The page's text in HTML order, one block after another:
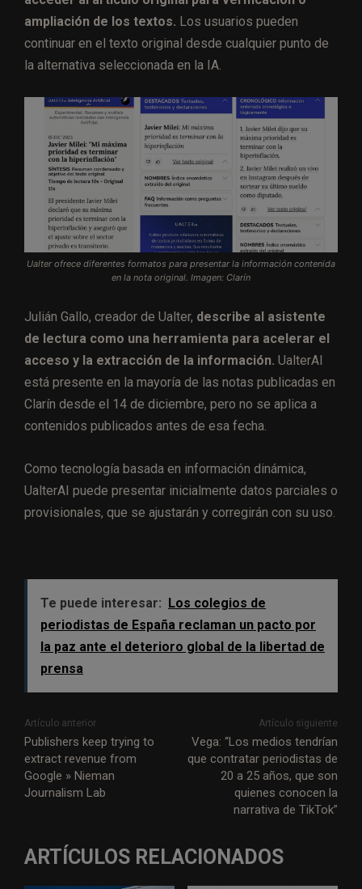
ampliación de los textos. Los usuarios pueden
continuar en el texto original desde cualquier punto de
la alternativa seleccionada en la IA.
Ualter ofrece diferentes formatos para presentar la información contenida
en la nota original. Imagen: Clarín
Julián Gallo, creador de Ualter, describe al asistente
de lectura como una herramienta para acelerar el
acceso y la extracción de la información. UalterAI
está presente en la mayoría de las notas publicadas en
Clarín desde el 14 de diciembre, pero no se aplica a
contenidos publicados antes de esa fecha.
Como tecnología basada en información dinámica,
UalterAI puede presentar inicialmente datos parciales o
provisionales, que se ajustarán y corregirán con su uso.
Te puede interesar: Los colegios de
periodistas de España reclaman un pacto por
la paz ante el deterioro global de la libertad de
prensa
Artículo anterior
Publishers keep trying to
extract revenue from
Google » Nieman
Journalism Lab
Artículo siguiente
Vega: “Los medios tendrían
que contratar periodistas de
20 a 25 años, que son
quienes conocen la
narrativa de TikTok”
ARTÍCULOS RELACIONADOS